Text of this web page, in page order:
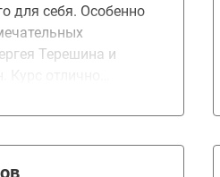
для себя. Особенно
Терешина и
обязательно бы